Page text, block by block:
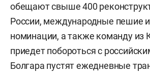
обещают свыше 400
России, международные пешие
номинации, а также команду из
приедет побороться с
Болгара пустят ежедневные